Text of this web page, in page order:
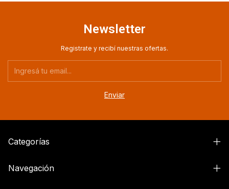
Newsletter
Registrate y recibí nuestras ofertas.
Categorías
Navegación